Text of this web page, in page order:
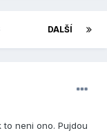
DALŠÍ
neni ono. Pujdou